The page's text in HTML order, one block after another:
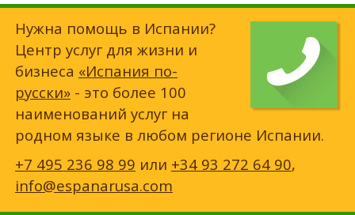
Нужна помощь в Испании?
Центр услуг для жизни и
бизнеса «Испания по-
русски» - это более 100
наименований услуг на
родном языке в любом регионе Испании.
+7 495 236 98 99 или +34 93 272 64 90,
info@espanarusa.com